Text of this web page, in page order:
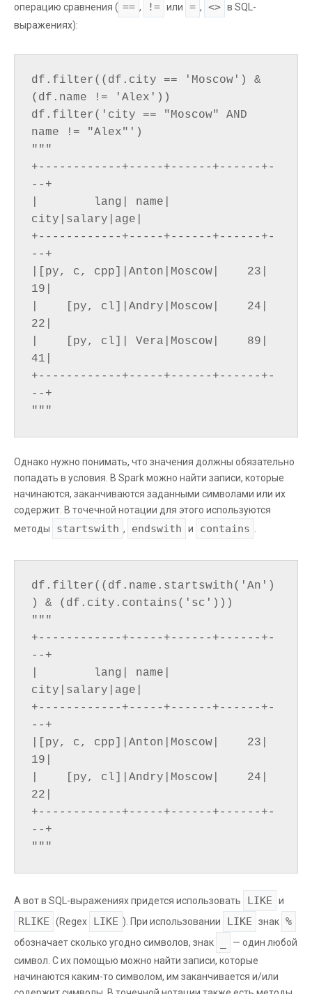
операцию сравнения ( == , != или = , <> в SQL-
выражениях):
df.filter((df.city == 'Moscow') &
(df.name != 'Alex'))
df.filter('city == "Moscow" AND
name != "Alex"')
"""
+------------+-----+------+------+-
--+
|        lang| name|
city|salary|age|
+------------+-----+------+------+-
--+
|[py, c, cpp]|Anton|Moscow|    23|
19|
|    [py, cl]|Andry|Moscow|    24|
22|
|    [py, cl]| Vera|Moscow|    89|
41|
+------------+-----+------+------+-
--+
Однако нужно понимать, что значения должны обязательно
попадать в условия. В Spark можно найти записи, которые
начинаются, заканчиваются заданными символами или их
содержит. В точечной нотации для этого используются
методы
startswith , endswith и contains .
df.filter((df.name.startswith('An')
) & (df.city.contains('sc')))
"""
+------------+-----+------+------+-
--+
|        lang| name|
city|salary|age|
+------------+-----+------+------+-
--+
|[py, c, cpp]|Anton|Moscow|    23|
19|
|    [py, cl]|Andry|Moscow|    24|
22|
+------------+-----+------+------+-
--+
А вот в SQL-выражениях придется использовать LIKE и
RLIKE (Regex LIKE ). При использовании LIKE знак %
обозначает сколько угодно символов, знак
— один любой
символ. С их помощью можно найти записи, которые
начинаются каким-то символом, им заканчивается и/или